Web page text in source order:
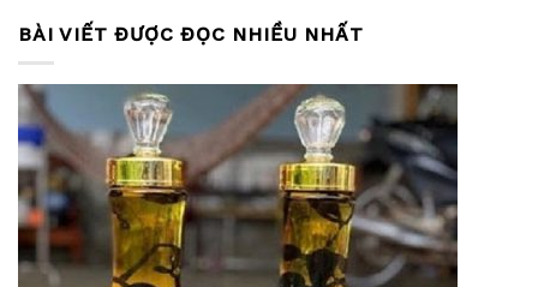
BÀI VIẾT ĐƯỢC ĐỌC NHIỀU NHẤT